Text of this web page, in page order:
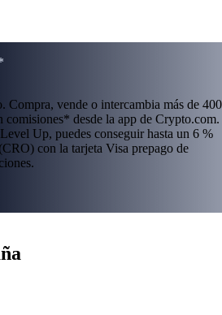
Compra, vende o intercambia más de 400
comisiones* desde la app de Crypto.com.
Up, puedes conseguir hasta un 6 %
con la tarjeta Visa prepago de